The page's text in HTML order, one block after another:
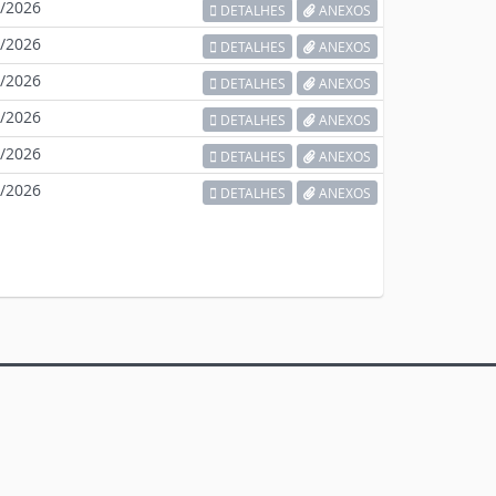
2026 DETALHES ANEXOS
2026 DETALHES ANEXOS
2026 DETALHES ANEXOS
2026 DETALHES ANEXOS
2026 DETALHES ANEXOS
2026 DETALHES ANEXOS